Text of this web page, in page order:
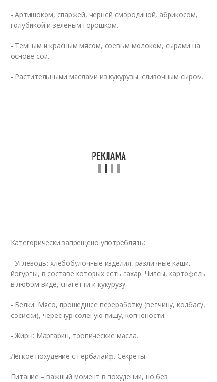
- Артишоком, спаржей, черной смородиной, абрикосом,
голубикой и зеленым горошком.
- Темным и красным мясом, соевым молоком, сырами на
основе сои.
- Растительными маслами из кукурузы, сливочным сыром.
Категорически запрещено употреблять:
- Углеводы: хлебобулочные изделия, различные каши,
йогурты, в составе которых есть сахар. Чипсы, картофель
в любом виде, спагетти и кукурузу.
- Белки: Мясо, прошедшее переработку (ветчину, колбасу,
сосиски), чересчур соленую пищу, копчености.
- Жиры: Маргарин, тропические масла.
Легкое похудение с Гербалайф. Секреты
Питание – важный момент в похудении, но без